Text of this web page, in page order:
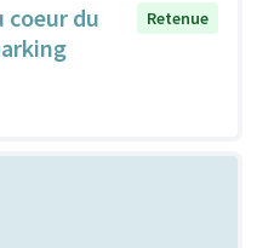
coeur du
Retenue